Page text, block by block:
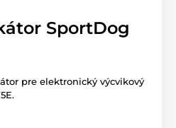
SportDog
pre elektronický výcvikový